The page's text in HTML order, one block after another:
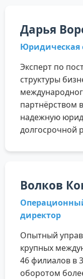
Дарья
Юридическая
Эксперт по
структуры
партнёрством
надежную
долгосрочной
Волков
директор
Опытный
крупных
46 филиалов в
оборотом